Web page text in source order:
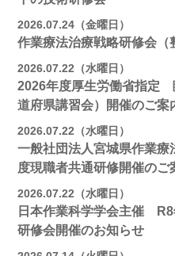
2026.07.24（金曜日）
作業療法治療戦略研修会
2026.07.22（水曜日）
2026年度厚生労働省指定
道府県講習会）開催のご案
2026.07.22（水曜日）
一般社団法人宮城県作業
度現職者共通研修開催のご
2026.07.22（水曜日）
日本作業科学学会主催 R8
研修会開催のお知らせ